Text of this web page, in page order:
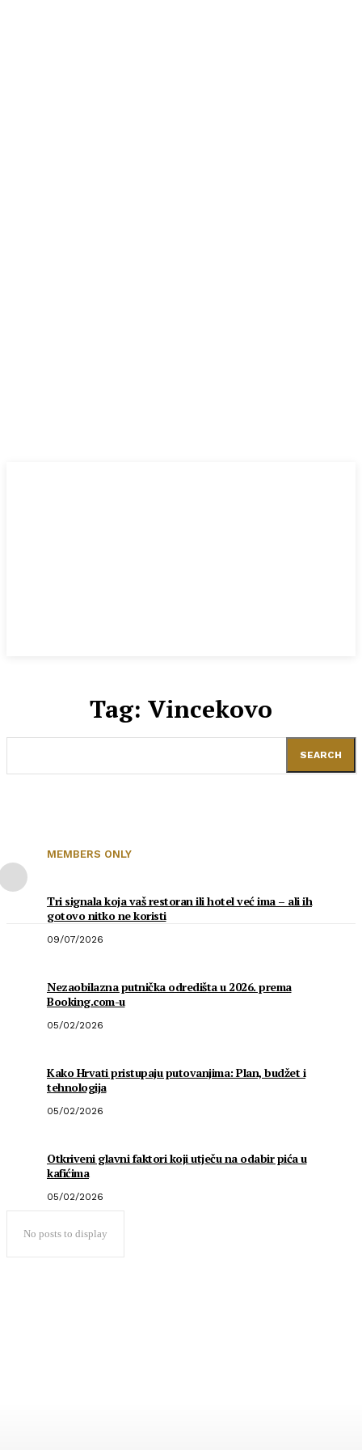
Tag: Vincekovo
SEARCH
MEMBERS ONLY
Tri signala koja vaš restoran ili hotel već ima – ali ih
gotovo nitko ne koristi
09/07/2026
Nezaobilazna putnička odredišta u 2026. prema
Booking.com-u
05/02/2026
Kako Hrvati pristupaju putovanjima: Plan, budžet i
tehnologija
05/02/2026
Otkriveni glavni faktori koji utječu na odabir pića u
kafićima
05/02/2026
No posts to display